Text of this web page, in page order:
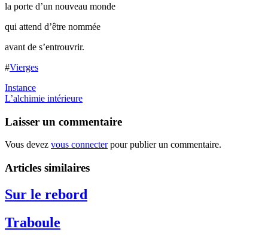
la porte d’un nouveau monde
qui attend d’être nommée
avant de s’entrouvrir.
#Vierges
Instance
L’alchimie intérieure
Laisser un commentaire
Vous devez vous connecterpour publier un commentaire.
Articles similaires
Sur le rebord
Traboule